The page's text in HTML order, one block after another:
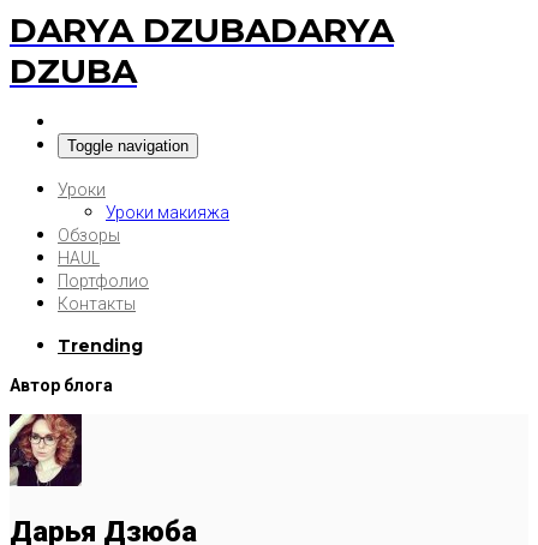
DARYA DZUBADARYA
DZUBA
Toggle navigation
Уроки
Уроки макияжа
Обзоры
HAUL
Портфолио
Контакты
Trending
Автор блога
Дарья Дзюба